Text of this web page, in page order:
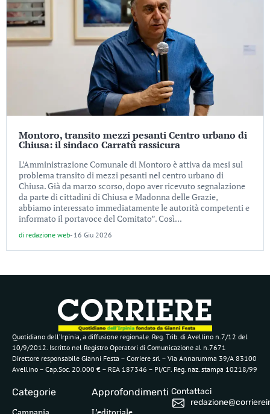
Montoro, transito mezzi pesanti Centro urbano di
Chiusa: il sindaco Carratù rassicura
L’Amministrazione Comunale di Montoro è attiva da mesi sul
problema transito di mezzi pesanti nel centro urbano di
Chiusa. Già da marzo scorso, dopo aver ricevuto segnalazione
da parte di cittadini di Chiusa e Madonna delle Grazie,
abbiamo interessato immediatamente le autorità competenti e
informato il portavoce del Comitato”. Così...
di redazione web- 16 Giu 2026
Quotidiano dell’Irpinia, a diffusione regionale. Reg. Trib. di Avellino n.7/12 del
10/9/2012. Iscritto nel Registro Operatori di Comunicazione al n.7671
Direttore responsabile Gianni Festa – Corriere srl – Via Annarumma 39/A 83100
Avellino – Cap.Soc. 20.000 € – REA 187346 – PI/CF. Reg. naz. stampa 10218/99
Categorie
Approfondimenti Contattaci